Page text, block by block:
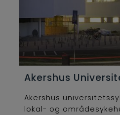
Akershus
Akershus
lokal- og